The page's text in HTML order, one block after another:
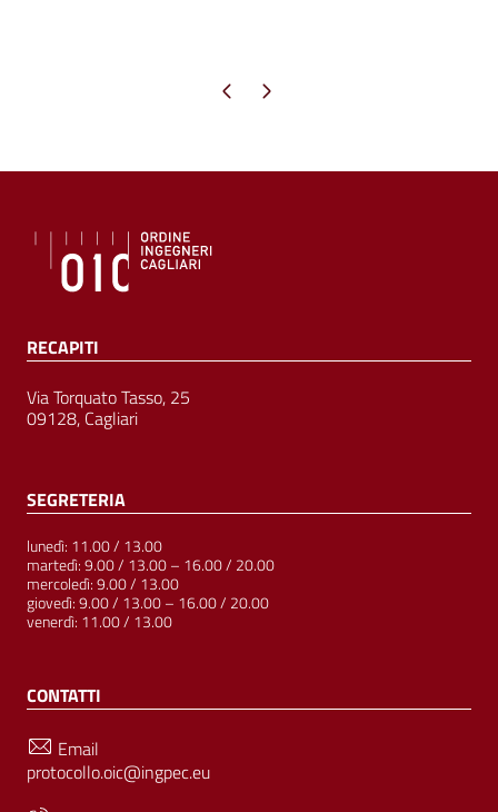
Pagina precedente
Pagina successiva
RECAPITI
Via Torquato Tasso, 25
09128, Cagliari
SEGRETERIA
lunedì: 11.00 / 13.00
martedì: 9.00 / 13.00 – 16.00 / 20.00
mercoledì: 9.00 / 13.00
giovedì: 9.00 / 13.00 – 16.00 / 20.00
venerdì: 11.00 / 13.00
CONTATTI
Email
protocollo.oic@ingpec.eu